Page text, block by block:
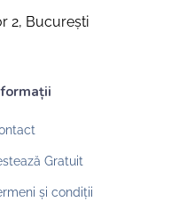
2, București
Gratuit
și condiții